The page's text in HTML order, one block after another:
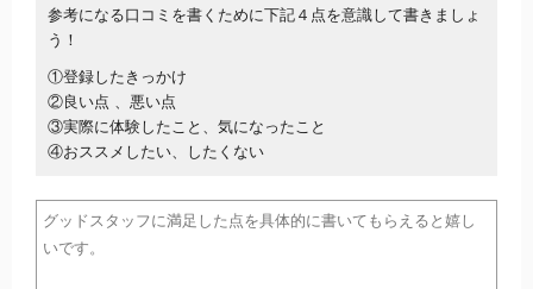
参考になる口コミを書くために下記４点を意識して書きましょ
う！
①登録したきっかけ
②良い点 、悪い点
③実際に体験したこと、気になったこと
④おススメしたい、したくない